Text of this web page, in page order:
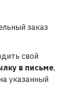
заказ
свой
в письме,
указанный